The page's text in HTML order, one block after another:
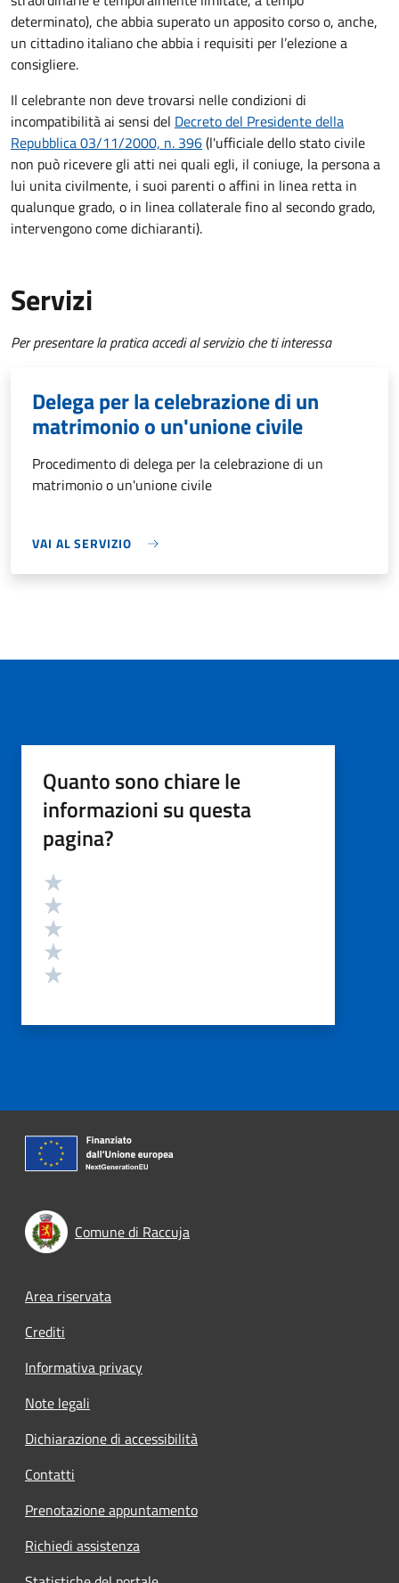
determinato), che abbia superato un apposito corso o, anche,
un cittadino italiano che abbia i requisiti per l’elezione a
consigliere.
Il celebrante non deve trovarsi nelle condizioni di
incompatibilità ai sensi del Decreto del Presidente della
Repubblica 03/11/2000, n. 396(l'ufficiale dello stato civile
non può ricevere gli atti nei quali egli, il coniuge, la persona a
lui unita civilmente, i suoi parenti o affini in linea retta in
qualunque grado, o in linea collaterale fino al secondo grado,
intervengono come dichiaranti).
Servizi
Per presentare la pratica accedi al servizio che ti interessa
Delega per la celebrazione di un
matrimonio o un'unione civile
Procedimento di delega per la celebrazione di un
matrimonio o un'unione civile
VAI AL SERVIZIO
Quanto sono chiare le
informazioni su questa
pagina?
Valutazione
Comune di Raccuja
Footer menu
Area riservata
Crediti
Informativa privacy
Note legali
Dichiarazione di accessibilità
Contatti
Prenotazione appuntamento
Richiedi assistenza